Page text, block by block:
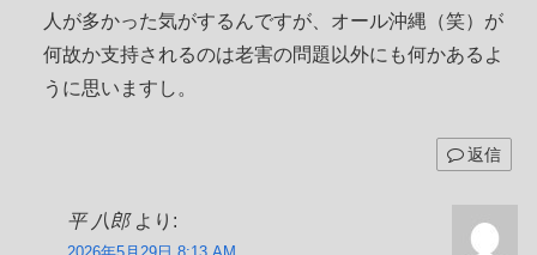
人が多かった気がするんですが、オール沖縄（笑）が
何故か支持されるのは老害の問題以外にも何かあるよ
うに思いますし。
返信
平 八郎 より: